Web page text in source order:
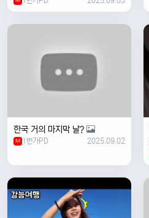
위로받았습니다
한국 거의 마지막 날?
M 1번가PD 2025.09.02